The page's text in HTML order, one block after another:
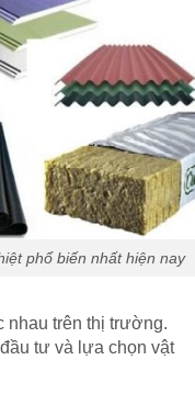
phổ biến nhất hiện nay
nhau trên thị trường.
tư và lựa chọn vật